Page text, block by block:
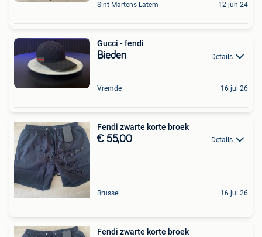
Sint-Martens-Latem 12 jun 24
Gucci - fendi
Bieden Details
Vremde 16 jul 26
Fendi zwarte korte broek
€ 55,00 Details
Brussel 16 jul 26
Fendi zwarte korte broek